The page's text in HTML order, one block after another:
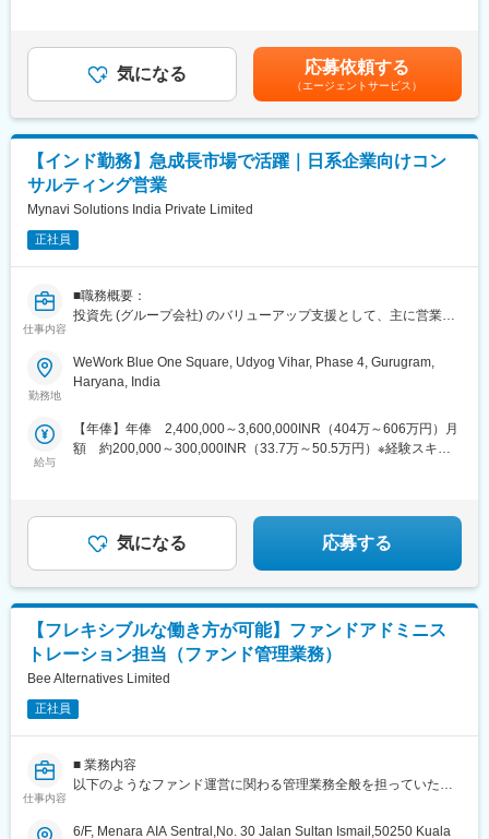
・成長が見込めるフィールドで、自身の力をグローバルに発揮で
きます。
・子会社や関連会社の成長のために、現地経営陣等ともコミュニ
ケーションを取りながら、企画から業務推進迄幅広い領域に携わ
り様々な知識を得ることができるのも魅力です。
・2023-2659G
変更の範囲：会社の定める業務
・国際渉外・海外市場調査業務
・海外グループ会社の経営管理・支援・リスク管理
・海外グループ会社を巻き込んだ各種イベントの企画・運営
外の海外事業関連業務に携わるチャンスもございます。
■組織概要
当社海外事業部門は、国内と海外で下記の組織がございます。
・国内：海外事業戦略・経営計画の策定・遂行等を担当する海外
事業企画部、子会社・関連会社の経営管理業務等を担当する海外
事業統括本部
・海外：海外保険・アセットマネジメント子会社・関連会社、海
外市場調査や国際渉外等を主に担当する海外事務所、地域戦略の
策定・遂行や域内グループ会社の経営管理を担う地域統括拠点
■キャリアパス
・数年は国内にて海外事業に従事した後、本人希望や適性、機能
のキャリアスパスを想定しております。
・想定される異動先とは、国内から海外グループ会社の経営管理
■特徴・魅力
世界各国の生命保険会社の中でもトップクラスの生命保険会社に
ができます。また、将来的に海外駐在の機会が見込めます。
・2025-234G
変更の範囲：会社の定める業務
可能性があります。月給(月額)は固定手当を含めた表記です。
気になる 応募依頼する
（エージェントサービス）
【インド勤務】急成長市場で活躍｜日系企業向けコン
サルティング営業
Mynavi Solutions India Private Limited
正社員
仕事内容
■職務概要：
投資先 (グループ会社) のバリューアップ支援として、主に営業活
在インド日系企業へのアプローチを中心に顧客開拓およびグルー
プ会社のインド人チームと連携して案件の管理・進行、また既存
営業、事業企画、経営支援を横断的に経験できるため、単なる営
業にとどまりません。
・投資の事業進捗、業績の定期的なモニタリング
・その他、効率化、生産性向上に関する仕組みづくり
※投資先とのビジネスレベルの英語でのコミュニケーションが必須
です。
■組織構成
・全体：5名(内日本人2名)
■インドで働く魅力
けている主要国の一つです。
勤務地
WeWork Blue One Square, Udyog Vihar, Phase 4, Gurugram,
Haryana, India
給与
【年俸】年俸 2,400,000～3,600,000INR（404万～606万円）月
額 約200,000～300,000INR（33.7万～50.5万円）※経験スキル
気になる 応募する
【フレキシブルな働き方が可能】ファンドアドミニス
トレーション担当（ファンド管理業務）
Bee Alternatives Limited
正社員
仕事内容
■ 業務内容
以下のようなファンド運営に関わる管理業務全般を担っていただ
・ ファンドのキャッシュフロー管理（入出金、分配、資金移動
6/F, Menara AIA Sentral,No. 30 Jalan Sultan Ismail,50250 Kuala